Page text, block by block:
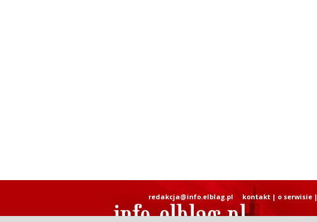
redakcja@info.elblag.pl kontakt| o serwisie|